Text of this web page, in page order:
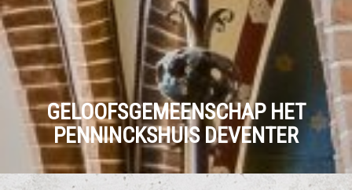
GELOOFSGEMEENSCHAP HET
PENNINCKSHUIS DEVENTER